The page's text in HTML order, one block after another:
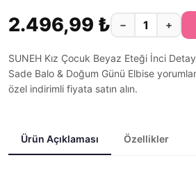
2.496,99 ₺ − +
SUNEH Kız Çocuk Beyaz Eteği İnci
Sade Balo & Doğum Günü Elbise
özel indirimli fiyata satın alın.
Ürün Açıklaması Özellikler